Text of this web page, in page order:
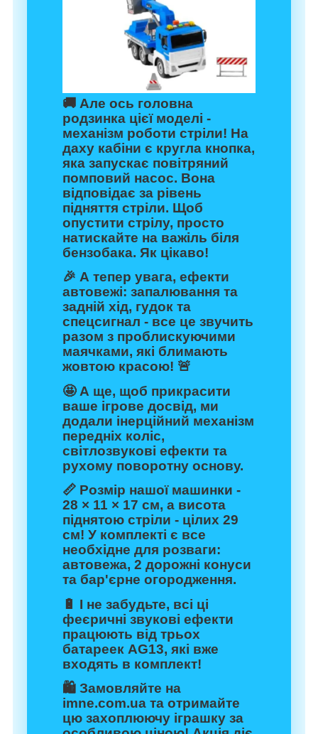
🚚 Але ось головна
родзинка цієї моделі -
механізм роботи стріли! На
даху кабіни є кругла кнопка,
яка запускає повітряний
помповий насос. Вона
відповідає за рівень
підняття стріли. Щоб
опустити стрілу, просто
натискайте на важіль біля
бензобака. Як цікаво!
🎉 А тепер увага, ефекти
автовежі: запалювання та
задній хід, гудок та
спецсигнал - все це звучить
разом з проблискуючими
маячками, які блимають
жовтою красою! 🚨
🤩 А ще, щоб прикрасити
ваше ігрове досвід, ми
додали інерційний механізм
передніх коліс,
світлозвукові ефекти та
рухому поворотну основу.
📏 Розмір нашої машинки -
28 × 11 × 17 см, а висота
піднятою стріли - цілих 29
см! У комплекті є все
необхідне для розваги:
автовежа, 2 дорожні конуси
та бар'єрне огородження.
🔋 І не забудьте, всі ці
феєричні звукові ефекти
працюють від трьох
батареек AG13, які вже
входять в комплект!
🛍️ Замовляйте на
imne.com.ua та отримайте
цю захоплюючу іграшку за